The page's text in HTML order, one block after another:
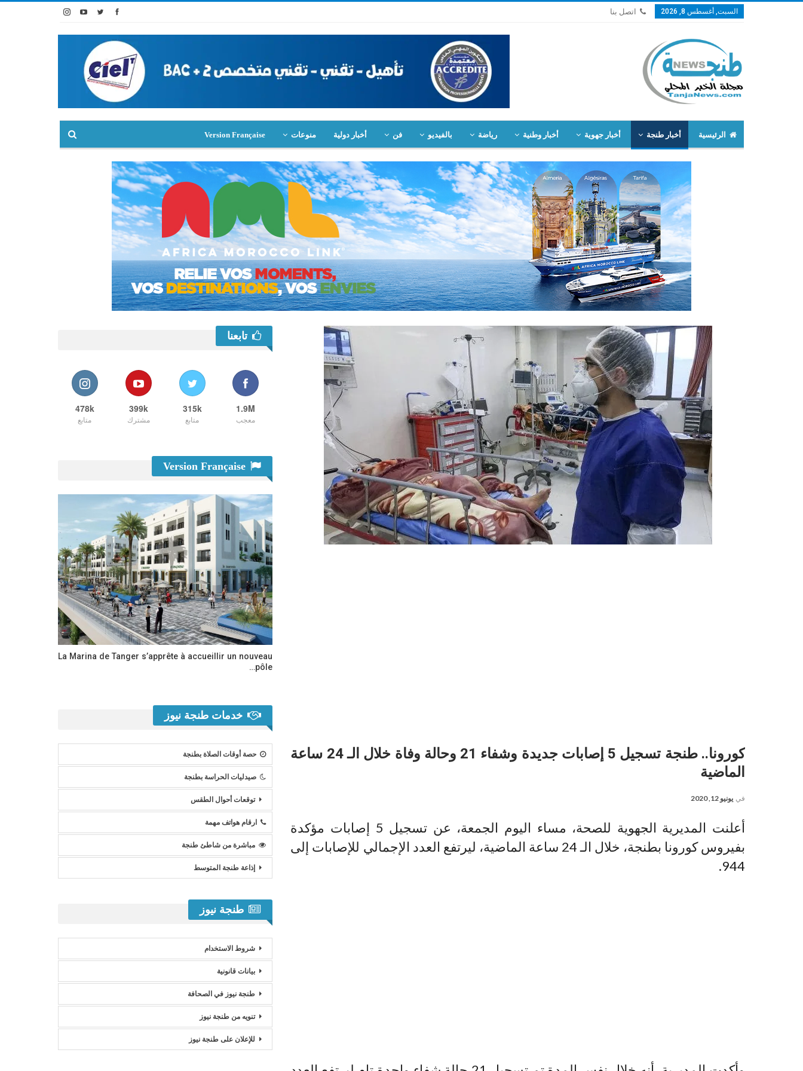
السبت, أغسطس 8, 2026 اتصل بنا
الرئيسية أخبار طنجة أخبار جهوية أخبار وطنية رياضة بالفيديو فن أخبار دولية منوعات Version Française
كورونا.. طنجة تسجيل 5 إصابات جديدة وشفاء 21 وحالة وفاة خلال الـ 24 ساعة
الماضية
في يونيو 12, 2020
أعلنت المديرية الجهوية للصحة، مساء اليوم الجمعة، عن تسجيل 5 إصابات مؤكدة
بفيروس كورونا بطنجة، خلال الـ 24 ساعة الماضية، ليرتفع العدد الإجمالي للإصابات إلى
944.
تابعنا
1.9M
معجب
315k
متابع
399k
مشترك
478k
متابع
La Marina de Tanger s’apprête à accueillir un nouveau
pôle…
خدمات طنجة نيوز
حصة أوقات الصلاة بطنجة
صيدليات الحراسة بطنجة
توقعات أحوال الطقس
ارقام هواتف مهمة
مباشرة من شاطئ طنجة
إذاعة طنجة المتوسط
طنجة نيوز
شروط الاستخدام
بيانات قانونية
طنجة نيوز في الصحافة
تنويه من طنجة نيوز
للإعلان على طنجة نيوز